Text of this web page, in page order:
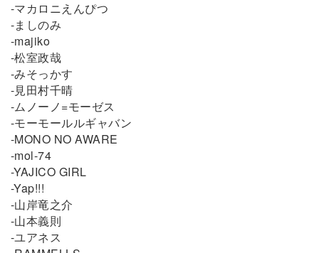
-マカロニえんぴつ
-ましのみ
-majiko
-松室政哉
-みそっかす
-見田村千晴
-ムノーノ=モーゼス
-モーモールルギャバン
-MONO NO AWARE
-mol-74
-YAJICO GIRL
-Yap!!!
-山岸竜之介
-山本義則
-ユアネス